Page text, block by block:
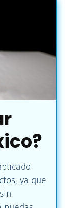
ya que